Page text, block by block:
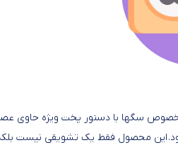
سگها با دستور پخت ویژه حاوی
این محصول فقط یک تشویقی نیست